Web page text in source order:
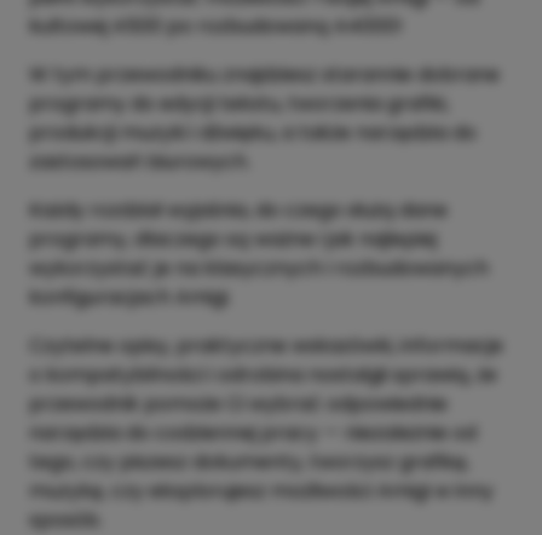
kultowej A500 po rozbudowaną A4000!
W tym przewodniku znajdziesz starannie dobrane
programy do edycji tekstu, tworzenia grafiki,
produkcji muzyki i dźwięku, a także narzędzia do
zastosowań biurowych.
Każdy rozdział wyjaśnia, do czego służą dane
programy, dlaczego są ważne i jak najlepiej
wykorzystać je na klasycznych i rozbudowanych
konfiguracjach Amigi.
Czytelne opisy, praktyczne wskazówki, informacje
o kompatybilności i odrobina nostalgii sprawią, że
przewodnik pomoże Ci wybrać odpowiednie
narzędzia do codziennej pracy — niezależnie od
tego, czy piszesz dokumenty, tworzysz grafikę,
muzykę, czy eksplorujesz możliwości Amigi w inny
sposób.